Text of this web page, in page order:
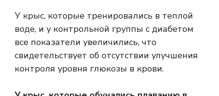
У крыс, которые тренировались в теплой
воде, и у контрольной группы с диабетом
все показатели увеличились, что
свидетельствует об отсутствии улучшения
контроля уровня глюкозы в крови.